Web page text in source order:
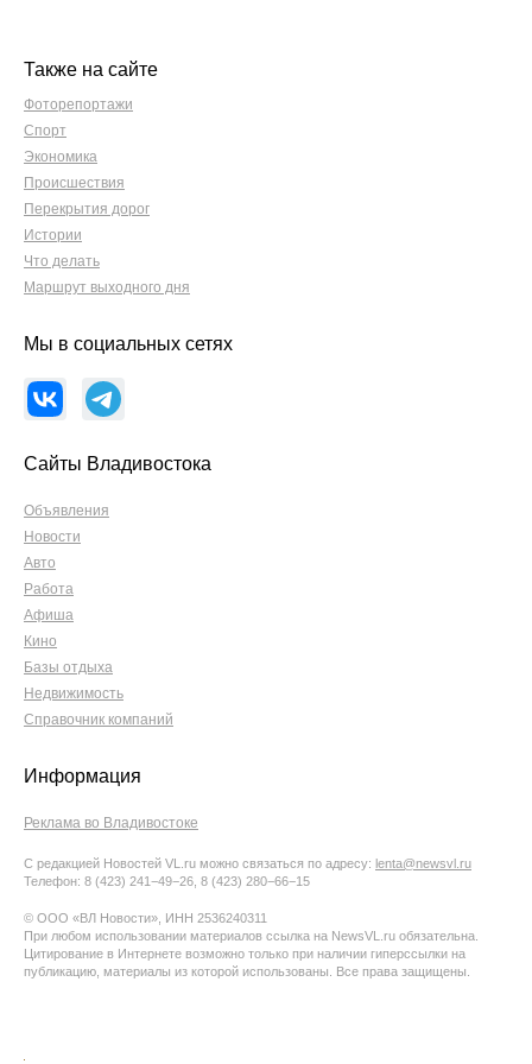
Также на сайте
Фоторепортажи
Спорт
Экономика
Происшествия
Перекрытия дорог
Истории
Что делать
Маршрут выходного дня
Мы в социальных сетях
Сайты Владивостока
Объявления
Новости
Авто
Работа
Афиша
Кино
Базы отдыха
Недвижимость
Справочник компаний
Информация
Реклама во Владивостоке
С редакцией Новостей VL.ru можно связаться по адресу: lenta@newsvl.ru
Телефон: 8 (423) 241−49−26, 8 (423) 280−66−15
© ООО «ВЛ Новости», ИНН 2536240311
При любом использовании материалов ссылка на NewsVL.ru обязательна.
Цитирование в Интернете возможно только при наличии гиперссылки на
публикацию, материалы из которой использованы. Все права защищены.